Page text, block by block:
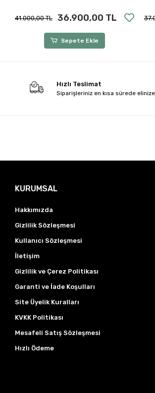
41.000,00 TL 36.900,00 TL
Sepete Ekle
Hızlı Teslimat
Siparişleriniz en kısa sürede elinize
KURUMSAL
Hakkımızda
Gizlilik Sözleşmesi
Kullanıcı Sözleşmesi
İletişim
Gizlilik ve Çerez Politikası
Garanti ve İade Koşulları
Site Üyelik Kuralları
KVKK Politikası
Mesafeli Satış Sözleşmesi
Hızlı Ödeme